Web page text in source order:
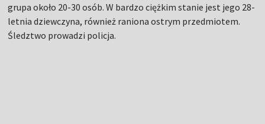
grupa około 20-30 osób. W bardzo ciężkim stanie jest jego 28-
letnia dziewczyna, również raniona ostrym przedmiotem.
Śledztwo prowadzi policja.